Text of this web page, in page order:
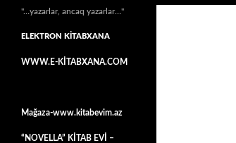
"…yazarlar, ancaq yazarlar…"
ELEKTRON KİTABXANA
WWW.E-KİTABXANA.COM
Mağaza-www.kitabevim.az
“NOVELLA” KİTAB EVİ –